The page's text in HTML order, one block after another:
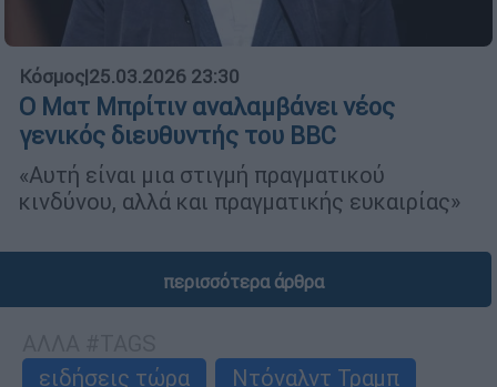
Κόσμος|25.03.2026 23:30
Ο Ματ Μπρίτιν αναλαμβάνει νέος
γενικός διευθυντής του BBC
«Αυτή είναι μια στιγμή πραγματικού
κινδύνου, αλλά και πραγματικής ευκαιρίας»
περισσότερα άρθρα
ειδήσεις τώρα
Ντόναλντ Τραμπ